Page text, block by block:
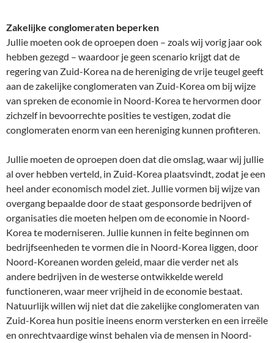
Zakelijke conglomeraten beperken
Jullie moeten ook de oproepen doen – zoals wij vorig jaar ook
hebben gezegd – waardoor je geen scenario krijgt dat de
regering van Zuid-Korea na de hereniging de vrije teugel geeft
aan de zakelijke conglomeraten van Zuid-Korea om bij wijze
van spreken de economie in Noord-Korea te hervormen door
zichzelf in bevoorrechte posities te vestigen, zodat die
conglomeraten enorm van een hereniging kunnen profiteren.
Jullie moeten de oproepen doen dat die omslag, waar wij jullie
al over hebben verteld, in Zuid-Korea plaatsvindt, zodat je een
heel ander economisch model ziet. Jullie vormen bij wijze van
overgang bepaalde door de staat gesponsorde bedrijven of
organisaties die moeten helpen om de economie in Noord-
Korea te moderniseren. Jullie kunnen in feite beginnen om
bedrijfseenheden te vormen die in Noord-Korea liggen, door
Noord-Koreanen worden geleid, maar die verder net als
andere bedrijven in de westerse ontwikkelde wereld
functioneren, waar meer vrijheid in de economie bestaat.
Natuurlijk willen wij niet dat die zakelijke conglomeraten van
Zuid-Korea hun positie ineens enorm versterken en een irreële
en onrechtvaardige winst behalen via de mensen in Noord-